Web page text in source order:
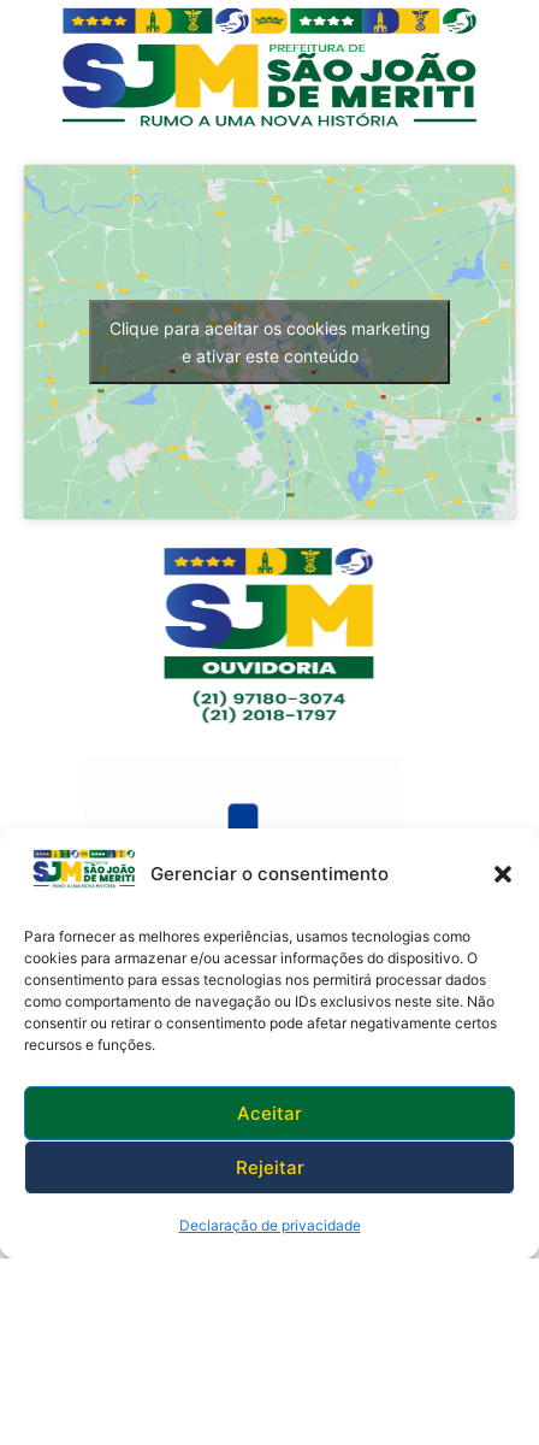
Gerenciar o consentimento
Para fornecer as melhores experiências, usamos tecnologias como
cookies para armazenar e/ou acessar informações do dispositivo. O
consentimento para essas tecnologias nos permitirá processar dados
como comportamento de navegação ou IDs exclusivos neste site. Não
consentir ou retirar o consentimento pode afetar negativamente certos
recursos e funções.
Aceitar
Rejeitar
Declaração de privacidade
Clique para aceitar os cookies marketing
e ativar este conteúdo
Av. Presidente Lincoln, 899 – Jardim Meriti
São João de Meriti – RJ CEP
25555-201
Horário de funcionamento: 8:30h às 17:30h